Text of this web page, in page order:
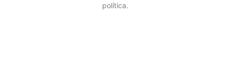
política.